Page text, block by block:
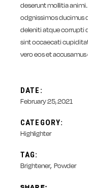
deserunt mollitia
odgnissimos ducimus
deleniti atque corrupti
sint occaecati
vero eos et
DATE:
February 25, 2021
CATEGORY:
Highlighter
TAG:
Brightener Powder